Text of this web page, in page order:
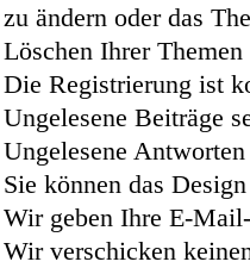
zu ändern oder das
Löschen Ihrer
Die Registrierung ist
Ungelesene Beiträge
Ungelesene
Sie können das
Wir geben Ihre E-
Wir verschicken